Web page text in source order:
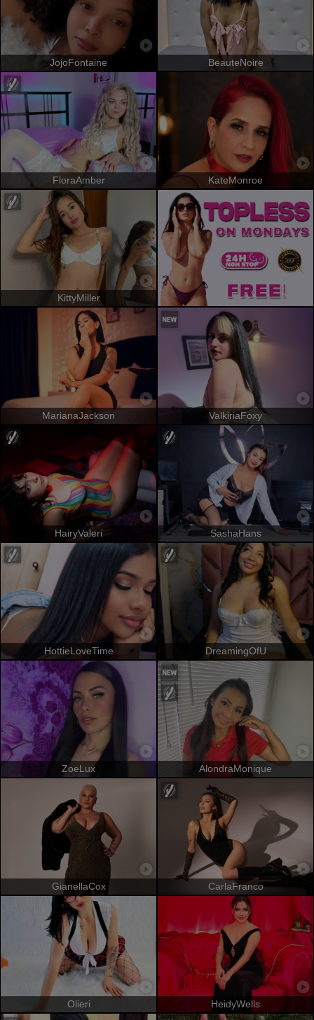
JojoFontaine BeauteNoire
FloraAmber KateMonroe
KittyMiller
MarianaJackson ValkiriaFoxy
HairyValeri SashaHans
HottieLoveTime DreamingOfU
ZoeLux AlondraMonique
GianellaCox CarlaFranco
Olieri HeidyWells